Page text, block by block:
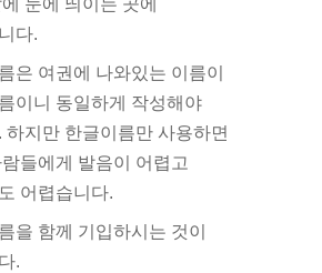
눈에 띄이는 곳에
다.
은 여권에 나와있는 이름이
이니 동일하게 작성해야
하지만 한글이름만 사용하면
들에게 발음이 어렵고
어렵습니다.
을 함께 기입하시는 것이
.